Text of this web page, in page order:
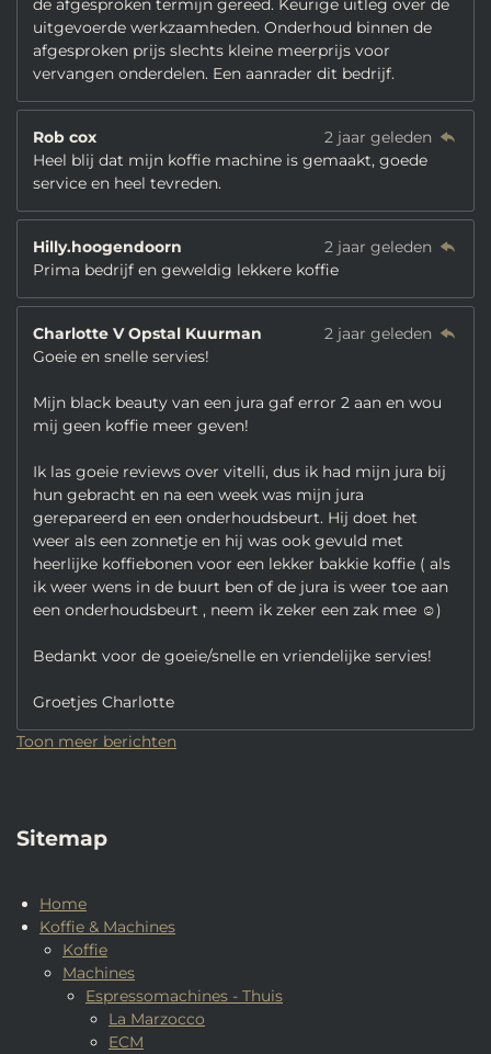
de afgesproken termijn gereed. Keurige uitleg over de
uitgevoerde werkzaamheden. Onderhoud binnen de
afgesproken prijs slechts kleine meerprijs voor
vervangen onderdelen. Een aanrader dit bedrijf.
Rob cox
2 jaar geleden
Heel blij dat mijn koffie machine is gemaakt, goede
service en heel tevreden.
Hilly.hoogendoorn
2 jaar geleden
Prima bedrijf en geweldig lekkere koffie
Charlotte V Opstal Kuurman
2 jaar geleden
Goeie en snelle servies!
Mijn black beauty van een jura gaf error 2 aan en wou
mij geen koffie meer geven!
Ik las goeie reviews over vitelli, dus ik had mijn jura bij
hun gebracht en na een week was mijn jura
gerepareerd en een onderhoudsbeurt. Hij doet het
weer als een zonnetje en hij was ook gevuld met
heerlijke koffiebonen voor een lekker bakkie koffie ( als
ik weer wens in de buurt ben of de jura is weer toe aan
een onderhoudsbeurt , neem ik zeker een zak mee ☺️)
Bedankt voor de goeie/snelle en vriendelijke servies!
Groetjes Charlotte
Toon meer berichten
Sitemap
Home
Koffie & Machines
Koffie
Machines
Espressomachines - Thuis
La Marzocco
ECM